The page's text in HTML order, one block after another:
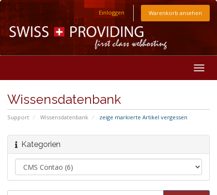
Einloggen Warenkorb ansehen
Wissensdatenbank
Support Wissensdatenbank zeige markierte Artikel vergessen
Kategorien